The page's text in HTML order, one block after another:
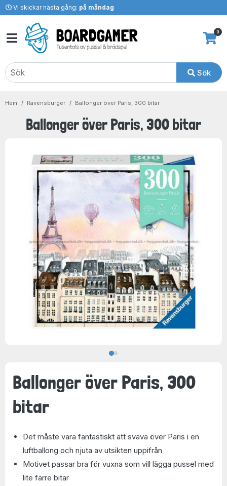
Vi skickar nästa gång: på måndag
Sök
0
Hem Ravensburger Ballonger över Paris, 300 bitar
Ballonger över Paris, 300 bitar
Ballonger över Paris, 300
bitar
Det måste vara fantastiskt att sväva över Paris i en
luftballong och njuta av utsikten uppifrån
Motivet passar bra för vuxna som vill lägga pussel med
lite färre bitar